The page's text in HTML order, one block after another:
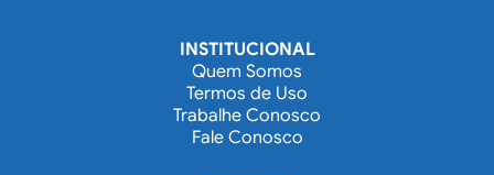
INSTITUCIONAL
Quem Somos
Termos de Uso
Trabalhe Conosco
Fale Conosco